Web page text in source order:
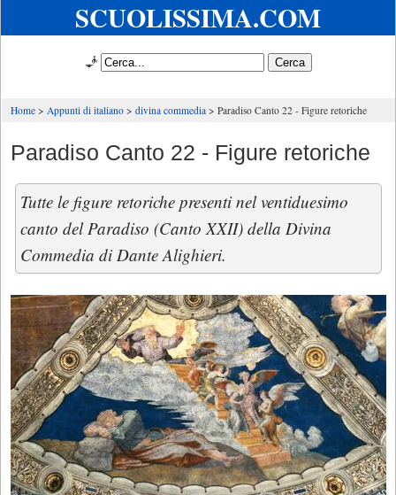
SCUOLISSIMA.COM
🧞
Home Appunti di italiano divina commedia Paradiso Canto 22 - Figure retoriche
Paradiso Canto 22 - Figure retoriche
Tutte le figure retoriche presenti nel ventiduesimo
canto del Paradiso (Canto XXII) della Divina
Commedia di Dante Alighieri.